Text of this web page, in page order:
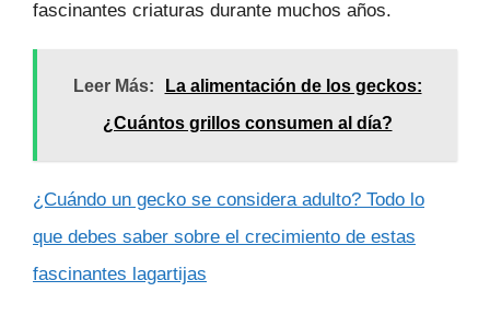
fascinantes criaturas durante muchos años.
Leer Más:
La alimentación de los geckos:
¿Cuántos grillos consumen al día?
¿Cuándo un gecko se considera adulto? Todo lo
que debes saber sobre el crecimiento de estas
fascinantes lagartijas